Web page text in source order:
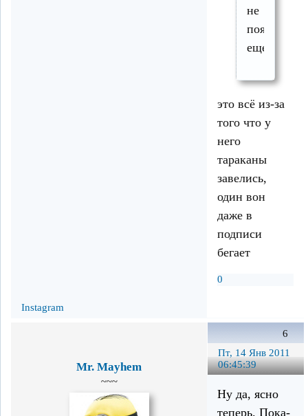
не
появлался
еще.
это всё из-за
того что у
него
тараканы
завелись,
один вон
даже в
подписи
бегает
0
Instagram
6
Пт, 14 Янв 2011
06:45:39
Mr. Mayhem
~~~
Ну да, ясно
теперь. Пока-